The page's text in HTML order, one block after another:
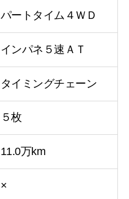
パートタイム４ＷＤ
インパネ５速ＡＴ
タイミングチェーン
５枚
11.0万km
×